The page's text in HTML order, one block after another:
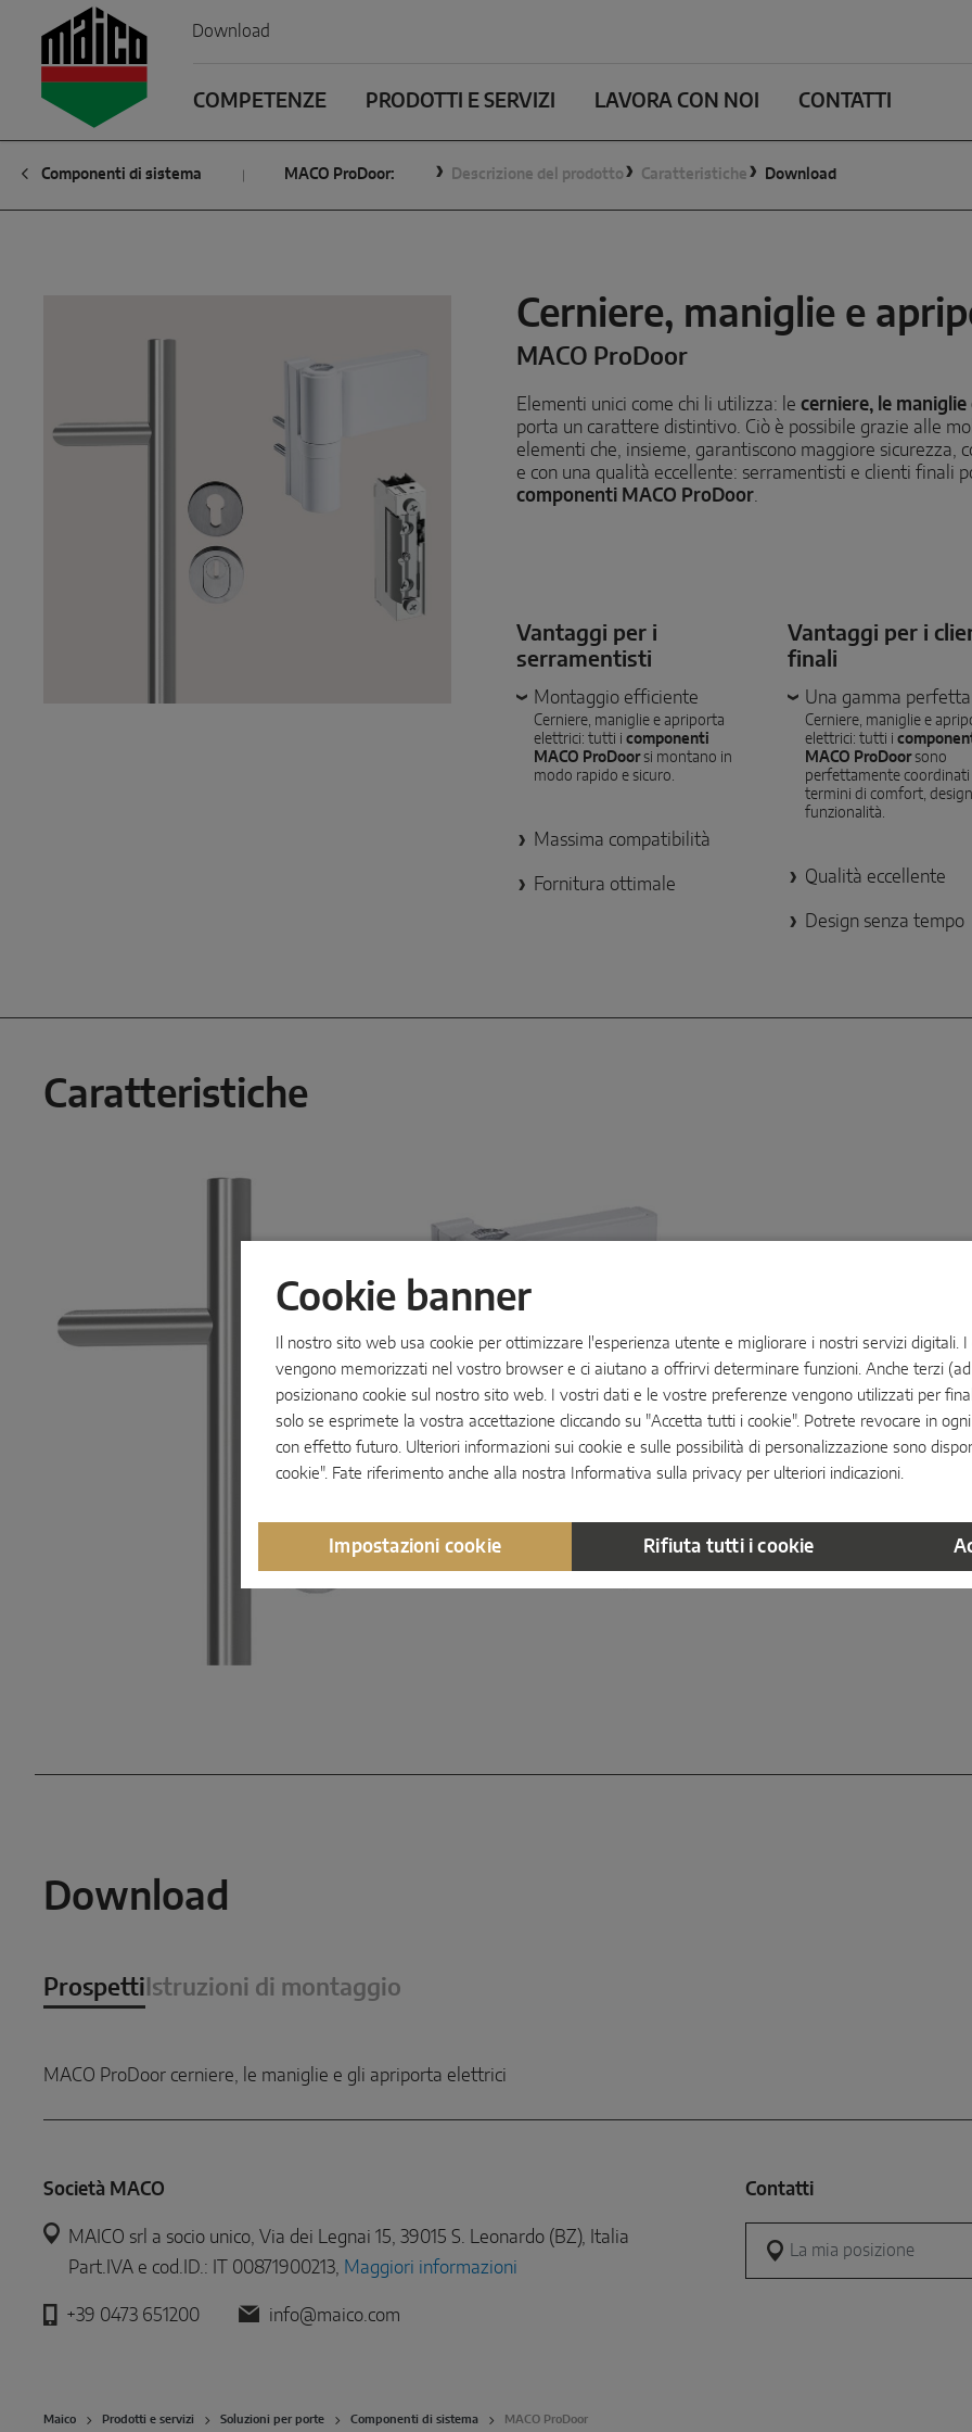
Zum Inhalt
Zum Inhaltsverzeichnis
Zur Hautpnavigation
Download
COMPETENZE PRODOTTI E SERVIZI LAVORA CON NOI CONTATTI
Componenti di sistema MACO ProDoor: Descrizione del prodotto Caratteristiche Download
Cerniere, maniglie e
MACO ProDoor
Elementi unici come chi li utilizza: lecerniere, le
porta un carattere distintivo. Ciò è possibile grazie alle
elementi che, insieme, garantiscono maggiore
e con una qualità eccellente: serramentisti e clienti finali
componenti MACO ProDoor
Vantaggi per i
serramentisti
Montaggio efficiente
Cerniere, maniglie e apriporta
elettrici: tutti icomponenti
MACO ProDoorsi montano in
modo rapido e sicuro.
Massima compatibilità
Fornitura ottimale
Vantaggi per i
finali
Una gamma perfetta
Cerniere, maniglie e
elettrici: tutti i
MACO ProDoorsono
perfettamente coordinati
termini di comfort,
funzionalità.
Qualità eccellente
Design senza tempo
Caratteristiche
MACO ProDoor
Accoglienza personalizzata:
elettrici MACO ProDoor
In combinazione, offrono
accattivante.
Download
Prospetti Istruzioni di montaggio
MACO ProDoor cerniere, le maniglie e gli apriporta elettrici
Società MACO
MAICO srl a socio unico, Via dei Legnai 15, 39015 S. Leonardo (BZ), Italia
Part.IVA e cod.ID.: IT 00871900213, Maggiori informazioni
+39 0473 651200 info@maico.com
Contatti
La mia posizione
Maico Prodotti e servizi Soluzioni per porte Componenti di sistema MACO ProDoor
Cookie banner
Il nostro sito web usa cookie per ottimizzare l'esperienza utente e migliorare i nostri servizi digitali.
vengono memorizzati nel vostro browser e ci aiutano a offrirvi determinare funzioni. Anche terzi (ad
posizionano cookie sul nostro sito web. I vostri dati e le vostre preferenze vengono utilizzati per
solo se esprimete la vostra accettazione cliccando su "Accetta tutti i cookie". Potrete revocare in
con effetto futuro. Ulteriori informazioni sui cookie e sulle possibilità di personalizzazione sono
cookie". Fate riferimento anche alla nostra
Informativa sulla privacy per ulteriori indicazioni.
Impostazioni cookie Rifiuta tutti i cookie